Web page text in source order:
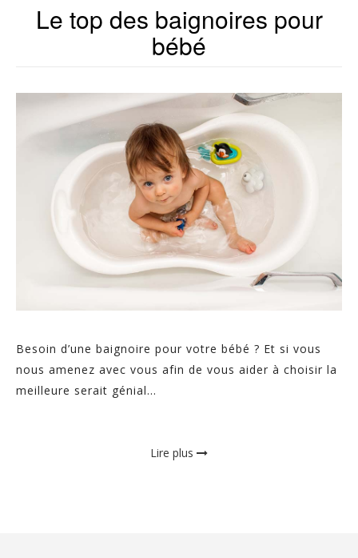
Le top des baignoires pour
bébé
Besoin d’une baignoire pour votre bébé ? Et si vous
nous amenez avec vous afin de vous aider à choisir la
meilleure serait génial...
Lire plus